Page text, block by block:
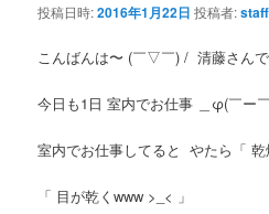
投稿日時:2016年1月22日 投稿者:staff
こんばんは〜 (￣▽￣) / 清藤さんで
今日も1日 室内でお仕事 ＿φ(￣ー￣
室内でお仕事してると やたら「 乾
「 目が乾くwww >_< 」